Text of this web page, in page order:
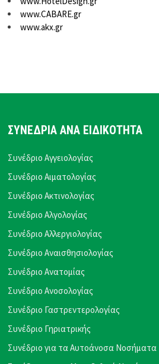
www.CABARE.gr
www.akx.gr
ΣΥΝΕΔΡΙΑ ΑΝΑ ΕΙΔΙΚΟΤΗΤΑ
Συνέδριο Αγγειολογίας
Συνέδριο Αιματολογίας
Συνέδριο Ακτινολογίας
Συνέδριο Αλγολογίας
Συνέδριο Αλλεργιολογίας
Συνέδριο Αναισθησιολογίας
Συνέδριο Ανατομίας
Συνέδριο Ανοσολογίας
Συνέδριο Γαστρεντερολογίας
Συνέδριο Γηριατρικής
Συνέδριο για τα Αυτοάνοσα Νοσήματα